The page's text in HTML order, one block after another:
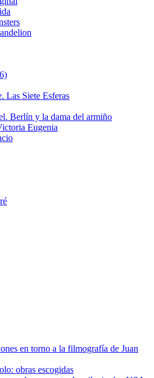
Las Siete Esferas
Berlín y la dama del armiño
Eugenia
en torno a la filmografía de Juan
obras escogidas